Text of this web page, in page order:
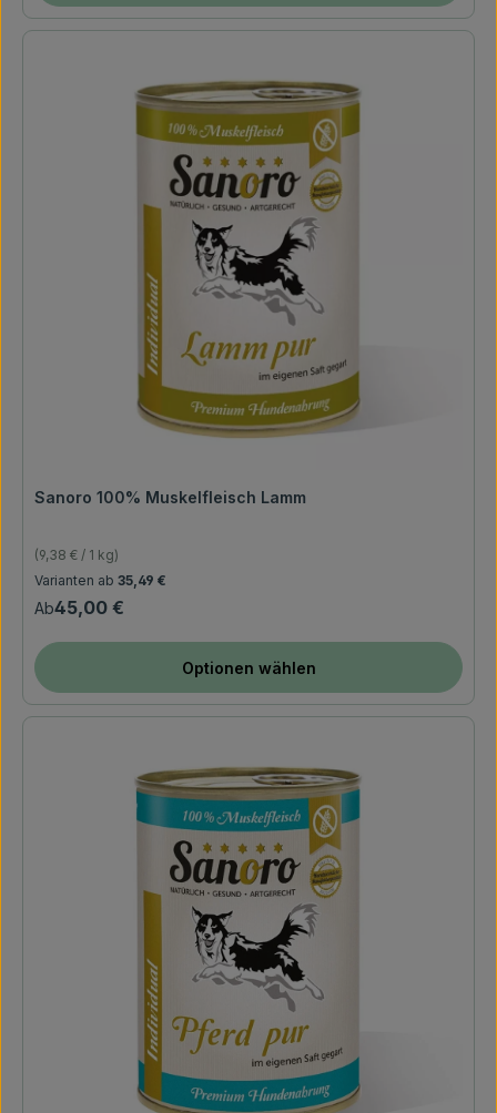
Sanoro 100% Muskelfleisch Lamm
(9,38 € / 1 kg)
Varianten ab 35,49 €
Regulärer Preis:
Ab45,00 €
Optionen wählen